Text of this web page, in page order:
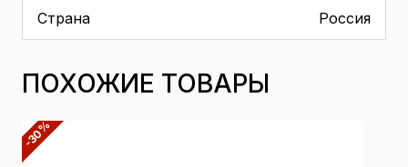
Страна Россия
ПОХОЖИЕ ТОВАРЫ
-30%